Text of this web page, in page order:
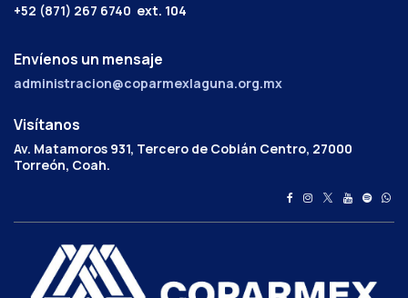
+52 (871) 267 6740 ext. 104
Envíenos un mensaje
administracion@coparmexlaguna.org.mx
Visítanos
Av. Matamoros 931, Tercero de Cobián Centro, 27000
Torreón, Coah.